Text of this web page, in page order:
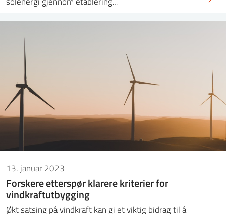
13. januar 2023
Forskere etterspør klarere kriterier for
vindkraftutbygging
Økt satsing på vindkraft kan gi et viktig bidrag til å